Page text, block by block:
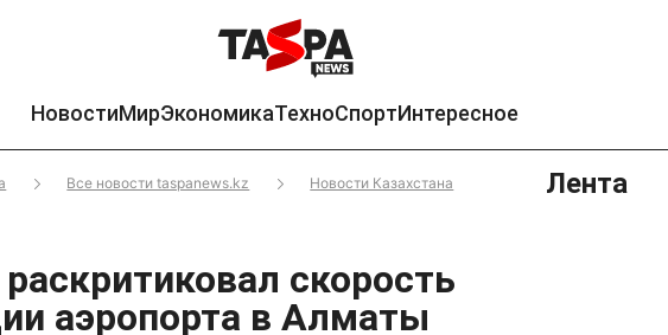
НовостиМирЭкономикаТехноСпортИнтересное
Все новости taspanews.kz Новости Казахстана
скорость
аэропорта в Алматы
Лента